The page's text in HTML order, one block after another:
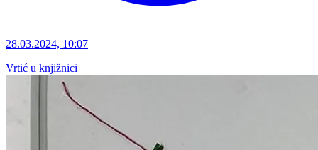
28.03.2024, 10:07
Vrtić u knjižnici